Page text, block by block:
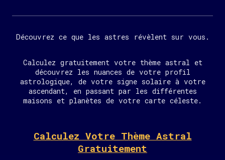
Découvrez ce que les astres révèlent sur vous.
Calculez gratuitement votre thème astral et
découvrez les nuances de votre profil
astrologique, de votre signe solaire à votre
ascendant, en passant par les différentes
maisons et planètes de votre carte céleste.
Calculez Votre Thème Astral
Gratuitement